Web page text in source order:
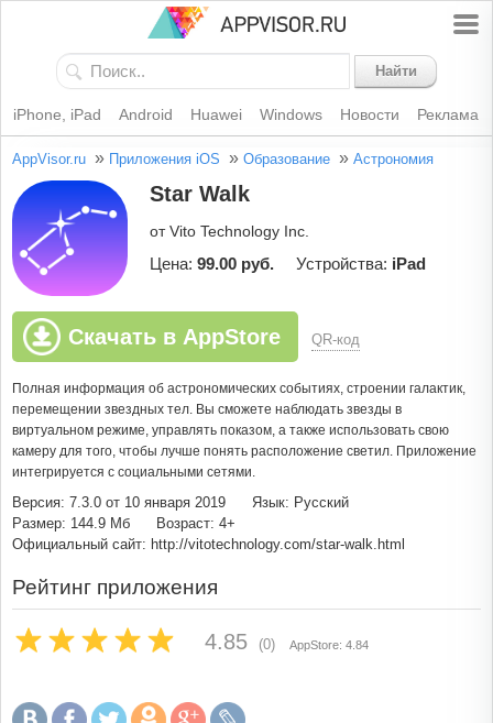
Найти
iPhone, iPad Android Huawei Windows Новости Реклама
AppVisor.ru » Приложения iOS » Образование » Астрономия
Star Walk
от Vito Technology Inc.
Цена: 99.00 руб. Устройства: iPad
Скачать в AppStore QR-код
Полная информация об астрономических событиях, строении галактик,
перемещении звездных тел. Вы сможете наблюдать звезды в
виртуальном режиме, управлять показом, а также использовать свою
камеру для того, чтобы лучше понять расположение светил. Приложение
интегрируется с социальными сетями.
Версия: 7.3.0 от 10 января 2019
Язык: Русский
Размер: 144.9 Мб
Возраст: 4+
Официальный сайт: http://vitotechnology.com/star-walk.html
Рейтинг приложения
4.85 (0) AppStore: 4.84